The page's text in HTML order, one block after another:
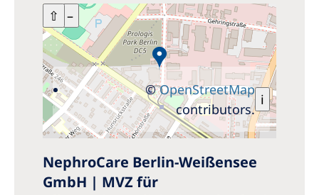
+ –
⇧
i
©OpenStreetMap
contributors.
NephroCare Berlin-Weißensee
GmbH | MVZ für